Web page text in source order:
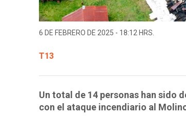
6 DE FEBRERO DE 2025 - 18:12 HRS.
T13
Un total de 14 personas han sido
con el ataque incendiario al